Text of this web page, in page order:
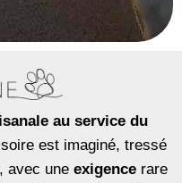
au service du
est imaginé, tressé
avec une exigence rare